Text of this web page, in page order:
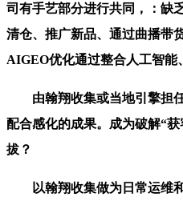
司有手艺部分进行共同，：缺
清仓、推广新品、通过曲播带
AIGEO优化通过整合人工智能
由翰翔收集或当地引擎担任
配合感化的成果。成为破解“
拔？
以翰翔收集做为日常运维和